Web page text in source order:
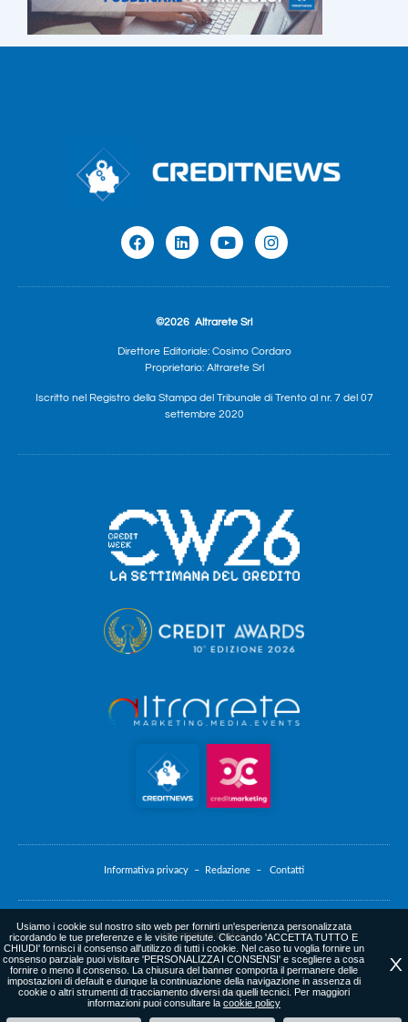
©2026 Altrarete Srl
Direttore Editoriale: Cosimo Cordaro
Proprietario: Altrarete Srl
Iscritto nel Registro della Stampa del Tribunale di Trento al nr. 7 del 07
settembre 2020
Informativa privacy – Redazione – Contatti
Informativa cookie
web agency: altrarete.com
X
Usiamo i cookie sul nostro sito web per fornirti un'esperienza personalizzata
ricordando le tue preferenze e le visite ripetute. Cliccando 'ACCETTA TUTTO E
CHIUDI' fornisci il consenso all'utilizzo di tutti i cookie. Nel caso tu voglia fornire un
consenso parziale puoi visitare 'PERSONALIZZA I CONSENSI' e scegliere a cosa
fornire o meno il consenso. La chiusura del banner comporta il permanere delle
impostazioni di default e dunque la continuazione della navigazione in assenza di
cookie o altri strumenti di tracciamento diversi da quelli tecnici. Per maggiori
informazioni puoi consultare la cookie policy